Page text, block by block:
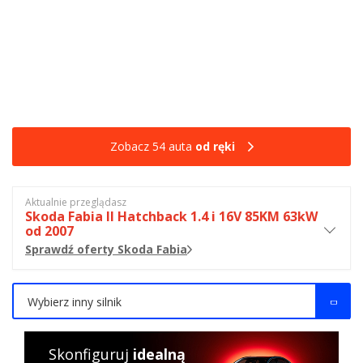
Zobacz 54 auta od ręki
Aktualnie przeglądasz
Skoda Fabia II Hatchback 1.4 i 16V 85KM 63kW
od 2007
Sprawdź oferty Skoda Fabia
Wybierz inny silnik
Skonfiguruj idealną